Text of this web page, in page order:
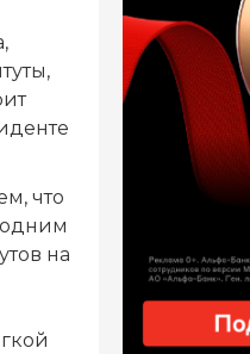
что
одним
на